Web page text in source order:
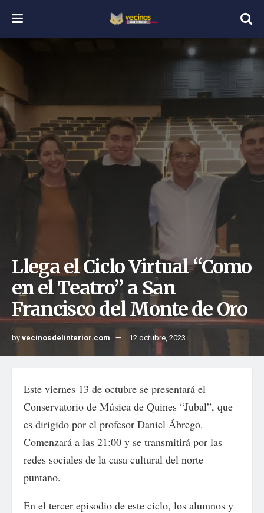
Llega el Ciclo Virtual “Como
en el Teatro” a San
Francisco del Monte de Oro
byvecinosdelinterior.com 12 octubre, 2023
Este viernes 13 de octubre se presentará el
Conservatorio de Música de Quines “Jubal”, que
es dirigido por el profesor Daniel Ábrego.
Comenzará a las 21:00 y se transmitirá por las
redes sociales de la casa cultural del norte
puntano.
En el tercer episodio de este ciclo, los alumnos y